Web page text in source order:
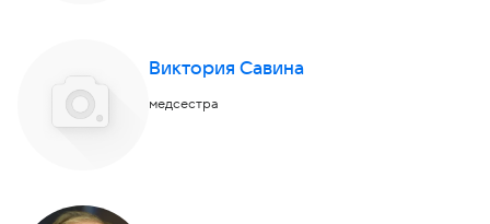
Виктория Савина
медсестра